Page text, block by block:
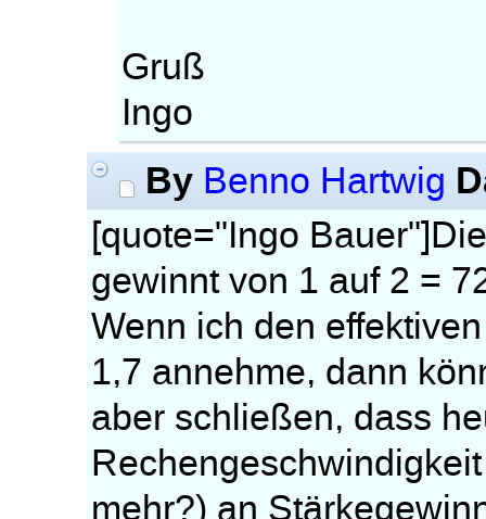
Gruß
Ingo
By Benno Hartwig
[quote="Ingo
gewinnt von 1 auf 2 =
Wenn ich den
1,7 annehme, dann
aber schließen, dass
mehr?) an